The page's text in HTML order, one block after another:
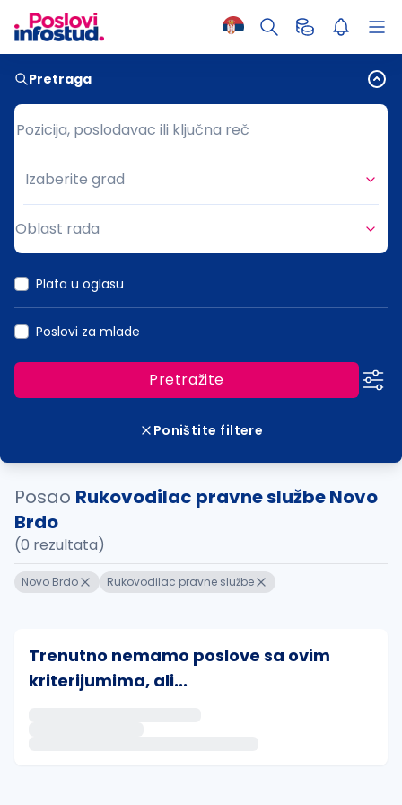
Pretraga
Pozicija, poslodavac ili ključna reč
Pozicija, poslodavac ili ključna reč
Grad
Izaberite grad
Oblast rada
Plata u oglasu
Poslovi za mlade
Pretražite
Poništite filtere
Posao Rukovodilac pravne službe Novo
Brdo
(0 rezultata)
Novo Brdo Rukovodilac pravne službe
Trenutno nemamo poslove sa ovim
kriterijumima, ali...